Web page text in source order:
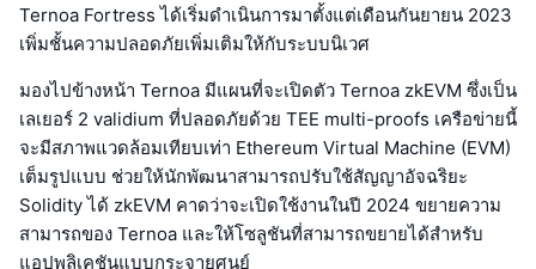
Ternoa Fortress ได้เริ่มดำเนินการมาตั้งแต่เดือนกันยายน 2023
เพิ่มชั้นความปลอดภัยเพิ่มเติมให้กับระบบนิเวศ
มองไปข้างหน้า Ternoa มีแผนที่จะเปิดตัว Ternoa zkEVM ซึ่งเป็น
เลเยอร์ 2 validium ที่ปลอดภัยด้วย TEE multi-proofs เครือข่ายนี้
จะมีสภาพแวดล้อมเทียบเท่า Ethereum Virtual Machine (EVM)
เต็มรูปแบบ ช่วยให้นักพัฒนาสามารถปรับใช้สัญญาอัจฉริยะ
Solidity ได้ zkEVM คาดว่าจะเปิดใช้งานในปี 2024 ขยายความ
สามารถของ Ternoa และให้โซลูชันที่สามารถขยายได้สำหรับ
แอปพลิเคชันแบบกระจายศูนย์